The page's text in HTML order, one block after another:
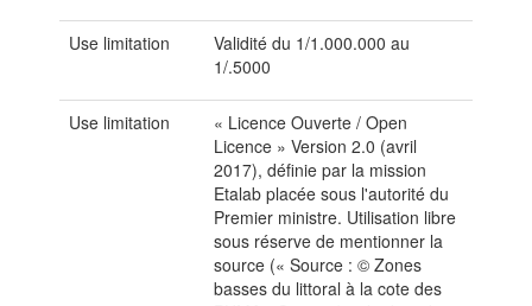
Use limitation
Validité du 1/1.000.000 au
1/.5000
Use limitation
« Licence Ouverte / Open
Licence » Version 2.0 (avril
2017), définie par la mission
Etalab placée sous l'autorité du
Premier ministre. Utilisation libre
sous réserve de mentionner la
source (« Source : © Zones
basses du littoral à la cote des